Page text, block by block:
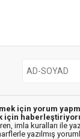
için yorum
için
imla kuralları ile
yazılmış